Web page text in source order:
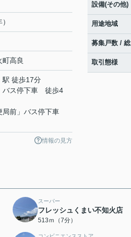
町高良
駅 徒歩17分
バス停下車 徒歩4
局前」バス停下車
情報の見方
設備(その他)
用途地域
募集戸数 /
取引態様
スーパー
フレッシュくまい不知火店
513ｍ（7分）